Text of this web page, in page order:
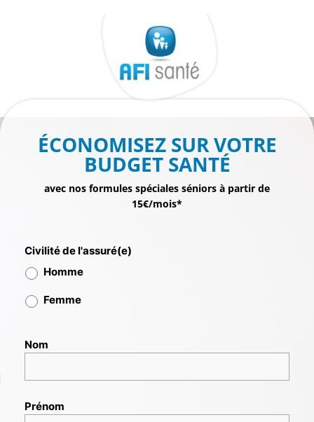
ÉCONOMISEZ SUR VOTRE
BUDGET SANTÉ
avec nos formules spéciales séniors à partir de
15€/mois*
Civilité de l'assuré(e)
Homme
Femme
Nom
Prénom